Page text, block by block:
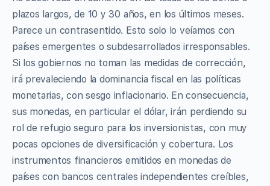
plazos largos, de 10 y 30 años, en los últimos meses.
Parece un contrasentido. Esto solo lo veíamos con
países emergentes o subdesarrollados irresponsables.
Si los gobiernos no toman las medidas de corrección,
irá prevaleciendo la dominancia fiscal en las políticas
monetarias, con sesgo inflacionario. En consecuencia,
sus monedas, en particular el dólar, irán perdiendo su
rol de refugio seguro para los inversionistas, con muy
pocas opciones de diversificación y cobertura. Los
instrumentos financieros emitidos en monedas de
países con bancos centrales independientes creíbles,